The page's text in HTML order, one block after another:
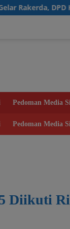
KNPI Kalsel
Pedoman Media
Pedoman Media
Diikuti